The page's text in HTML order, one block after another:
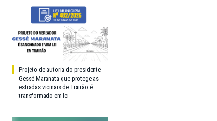
Projeto de autoria do presidente
Gessé Maranata que protege as
estradas vicinais de Trairão é
transformado em lei